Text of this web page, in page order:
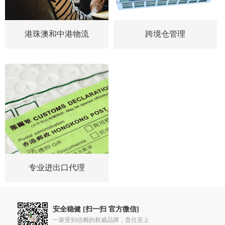
港珠澳和中港物流 跨境仓管理
专业进出口代理
安全稳健 [扫一扫 官方微信]
一家受到信赖的权威品牌，责任至上